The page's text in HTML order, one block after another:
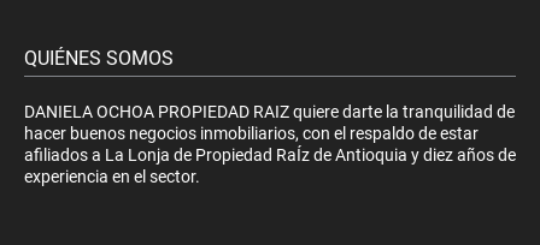
QUIÉNES SOMOS
DANIELA OCHOA PROPIEDAD RAIZ quiere darte la tranquilidad de
hacer buenos negocios inmobiliarios, con el respaldo de estar
afiliados a La Lonja de Propiedad RaÍz de Antioquia y diez años de
experiencia en el sector.